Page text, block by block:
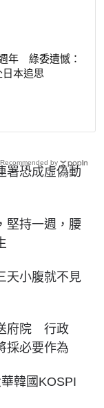
年 綠委遺憾：
本追思
署恐成虛偽動
堅持一週，腰
天小腹就不見
府院 行政
採必要作為
韓國KOSPI
Recommended by